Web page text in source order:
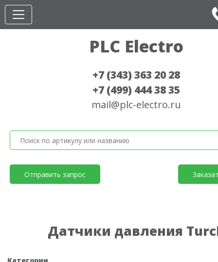
PLC Electro
+7 (343) 363 20 28
+7 (499) 444 38 35
mail@plc-electro.ru
Отправить запрос
Датчики давления